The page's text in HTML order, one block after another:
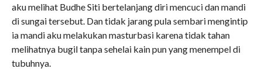
aku melihat Budhe Siti bertelanjang diri mencuci dan mandi
di sungai tersebut. Dan tidak jarang pula sembari mengintip
ia mandi aku melakukan masturbasi karena tidak tahan
melihatnya bugil tanpa sehelai kain pun yang menempel di
tubuhnya.